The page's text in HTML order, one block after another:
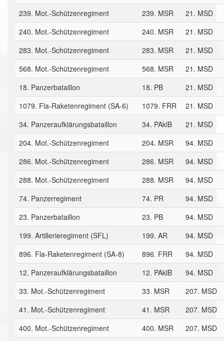
239. Mot.-Schützenregiment
239. MSR
21. MSD
240. Mot.-Schützenregiment
240. MSR
21. MSD
283. Mot.-Schützenregiment
283. MSR
21. MSD
568. Mot.-Schützenregiment
568. MSR
21. MSD
18. Panzerbataillon
18. PB
21. MSD
1079. Fla-Raketenregiment (SA-6)
1079. FRR
21. MSD
34. Panzeraufklärungsbataillon
34. PAklB
21. MSD
204. Mot.-Schützenregiment
204. MSR
94. MSD
286. Mot.-Schützenregiment
286. MSR
94. MSD
288. Mot.-Schützenregiment
288. MSR
94. MSD
74. Panzerregiment
74. PR
94. MSD
23. Panzerbataillon
23. PB
94. MSD
199. Artillerieregiment (SFL)
199. AR
94. MSD
896. Fla-Raketenregiment (SA-8)
896. FRR
94. MSD
12. Panzeraufklärungsbataillon
12. PAklB
94. MSD
33. Mot.-Schützenregiment
33. MSR
207. MSD
41. Mot.-Schützenregiment
41. MSR
207. MSD
400. Mot.-Schützenregiment
400. MSR
207. MSD